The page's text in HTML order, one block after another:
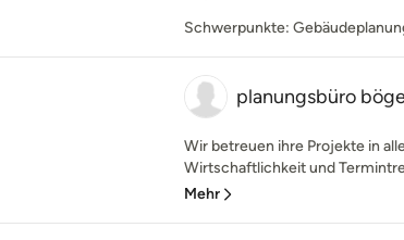
Schwerpunkte:
planungsbüro
Wir betreuen ihre Projekte in
Wirtschaftlichkeit und
Mehr